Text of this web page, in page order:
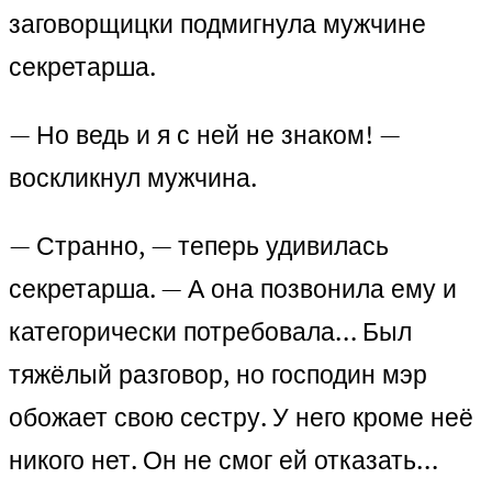
заговорщицки подмигнула мужчине
секретарша.
— Но ведь и я с ней не знаком! —
воскликнул мужчина.
— Странно, — теперь удивилась
секретарша. — А она позвонила ему и
категорически потребовала… Был
тяжёлый разговор, но господин мэр
обожает свою сестру. У него кроме неё
никого нет. Он не смог ей отказать…